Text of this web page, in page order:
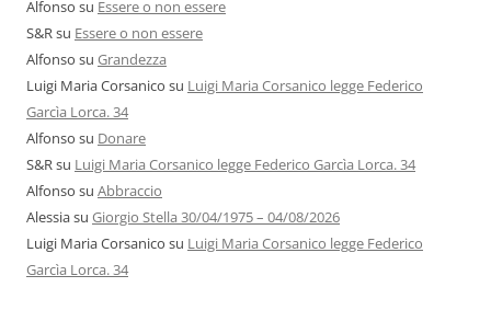
Alfonso su Essere o non essere
S&Rsu Essere o non essere
Alfonso su Grandezza
Luigi Maria Corsanico su Luigi Maria Corsanico legge Federico
Garcìa Lorca. 34
Alfonso su Donare
S&Rsu Luigi Maria Corsanico legge Federico Garcìa Lorca. 34
Alfonso su Abbraccio
Alessiasu Giorgio Stella 30/04/1975 – 04/08/2026
Luigi Maria Corsanico su Luigi Maria Corsanico legge Federico
Garcìa Lorca. 34